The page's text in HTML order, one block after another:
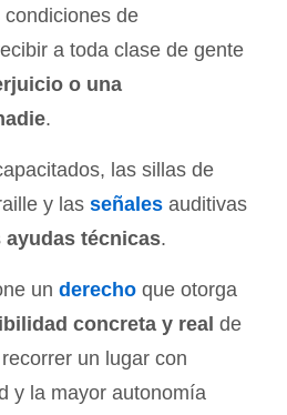
de
a toda clase de gente
o una
.
las sillas de
y las señales auditivas
ayudas técnicas.
un derecho que otorga
concreta y real de
un lugar con
y la mayor autonomía